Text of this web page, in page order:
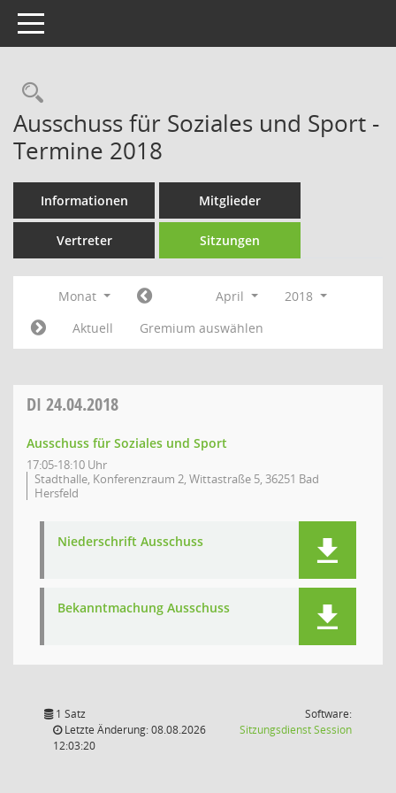
Toggle navigation
Rechercheauswahl
Ausschuss für Soziales und Sport -
Termine 2018
Informationen Mitglieder
Vertreter Sitzungen
Monat April
2018
Aktuell
Gremium auswählen
DI 24.04.2018
Ausschuss für Soziales und Sport
17:05-18:10 Uhr
Stadthalle, Konferenzraum 2, Wittastraße 5, 36251 Bad
Hersfeld
Niederschrift Ausschuss
Bekanntmachung Ausschuss
1 Satz
Letzte Änderung: 08.08.2026
12:03:20
Software:
SitzungsdienstSession(Wird in